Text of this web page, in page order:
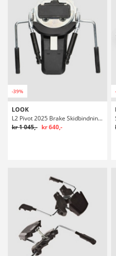
-39%
LOOK
L2 Pivot 2025 Brake Skidbindningar
kr 1 045,- kr 640,-